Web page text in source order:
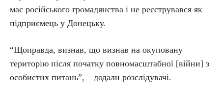
має російського громадянства і не реєструвався як
підприємець у Донецьку.
“Щоправда, визнав, що визнав на окуповану
територію після початку повномасштабної [війни] з
особистих питань”, – додали розслідувачі.